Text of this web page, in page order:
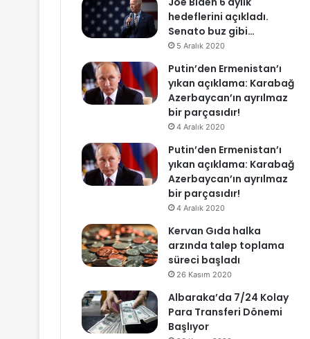
hedeflerini açıkladı.
Senato buz gibi…
5 Aralık 2020
Putin’den Ermenistan’ı
yıkan açıklama: Karabağ
Azerbaycan’ın ayrılmaz
bir parçasıdır!
4 Aralık 2020
Putin’den Ermenistan’ı
yıkan açıklama: Karabağ
Azerbaycan’ın ayrılmaz
bir parçasıdır!
4 Aralık 2020
Kervan Gıda halka
arzında talep toplama
süreci başladı
26 Kasım 2020
Albaraka’da 7/24 Kolay
Para Transferi Dönemi
Başlıyor